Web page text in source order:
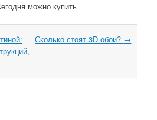
можно купить
Сколько стоят 3D обои? →